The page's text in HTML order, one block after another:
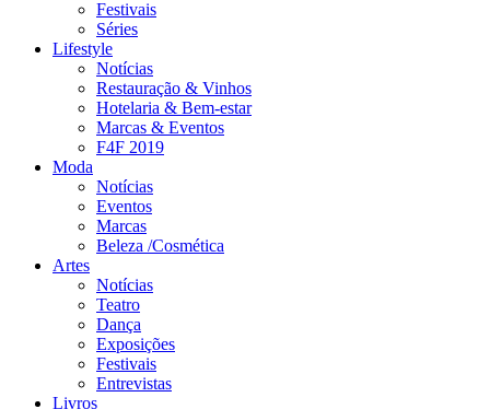
Festivais
Séries
Lifestyle
Notícias
Restauração & Vinhos
Hotelaria & Bem-estar
Marcas & Eventos
F4F 2019
Moda
Notícias
Eventos
Marcas
Beleza /Cosmética
Artes
Notícias
Teatro
Dança
Exposições
Festivais
Entrevistas
Livros